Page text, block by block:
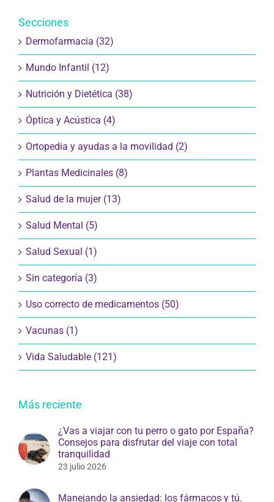
Nutrición y Dietética (38)
Óptica y Acústica (4)
Ortopedia y ayudas a la movilidad (2)
Plantas Medicinales (8)
Salud de la mujer (13)
Salud Mental (5)
Salud Sexual (1)
Sin categoría (3)
Uso correcto de medicamentos (50)
Vacunas (1)
Vida Saludable (121)
Más reciente
¿Vas a viajar con tu perro o gato por España?
23 julio 2026
Manejando la ansiedad: los fármacos y tú.
9 febrero 2026
pacientes oncológicos